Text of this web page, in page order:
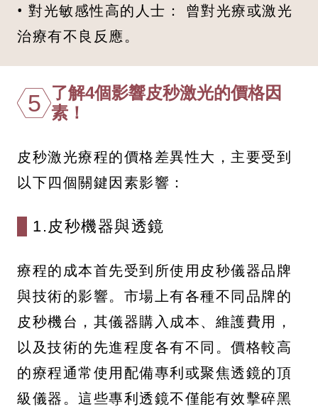
• 對光敏感性高的人士： 曾對光療或激光
治療有不良反應。
5
了解4個影響皮秒激光的價格因
素！
皮秒激光療程的價格差異性大，主要受到
以下四個關鍵因素影響：
1.皮秒機器與透鏡
療程的成本首先受到所使用皮秒儀器品牌
與技術的影響。市場上有各種不同品牌的
皮秒機台，其儀器購入成本、維護費用，
以及技術的先進程度各有不同。價格較高
的療程通常使用配備專利或聚焦透鏡的頂
級儀器。這些專利透鏡不僅能有效擊碎黑